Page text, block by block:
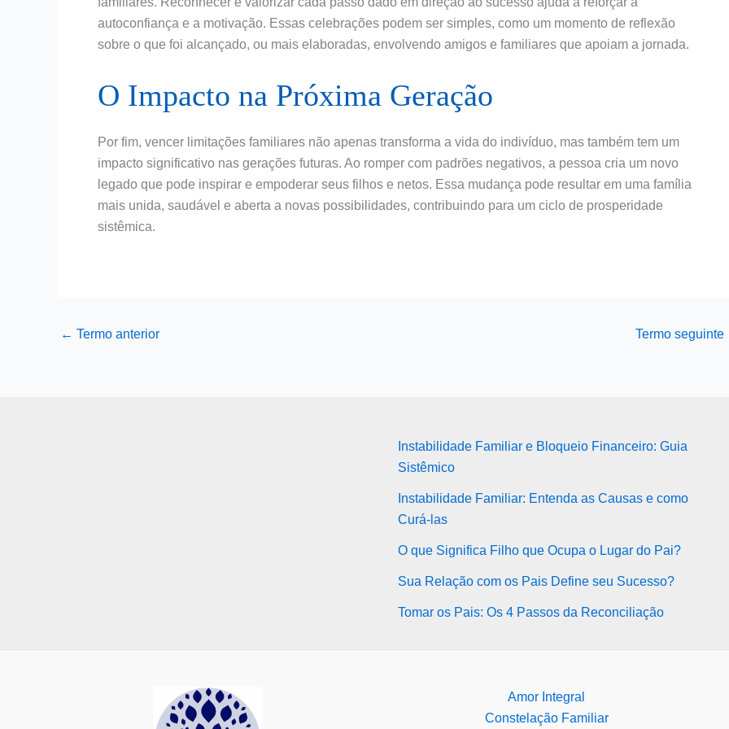
autoconfiança e a motivação. Essas celebrações podem ser simples, como um momento de reflexão
sobre o que foi alcançado, ou mais elaboradas, envolvendo amigos e familiares que apoiam a jornada.
O Impacto na Próxima Geração
Por fim, vencer limitações familiares não apenas transforma a vida do indivíduo, mas também tem um
impacto significativo nas gerações futuras. Ao romper com padrões negativos, a pessoa cria um novo
legado que pode inspirar e empoderar seus filhos e netos. Essa mudança pode resultar em uma família
mais unida, saudável e aberta a novas possibilidades, contribuindo para um ciclo de prosperidade
sistêmica.
← Termo anterior Termo seguinte
Instabilidade Familiar e Bloqueio Financeiro: Guia
Sistêmico
Instabilidade Familiar: Entenda as Causas e como
Curá-las
O que Significa Filho que Ocupa o Lugar do Pai?
Sua Relação com os Pais Define seu Sucesso?
Tomar os Pais: Os 4 Passos da Reconciliação
Amor Integral
Constelação Familiar